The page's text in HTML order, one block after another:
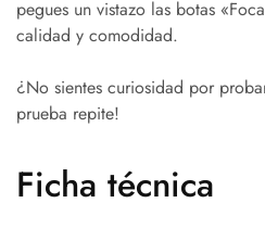
pegues un vistazo las botas
calidad y comodidad.
¿No sientes curiosidad por
prueba repite!
Ficha técnica